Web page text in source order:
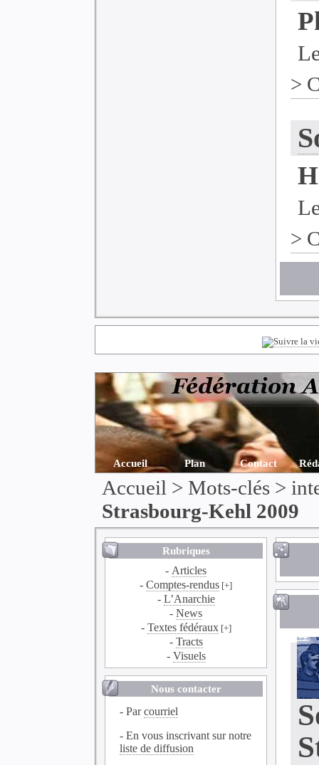
>
>
Accueil Plan Contact
Accueil > Mots-clés >
Strasbourg-Kehl 2009
Rubriques
- Articles
-Comptes-rendus [+]
- L’Anarchie
-News
- Textes fédéraux[+]
- Tracts
- Visuels
Nous contacter
- Parcourriel
- En vous inscrivant sur notre
liste de diffusion